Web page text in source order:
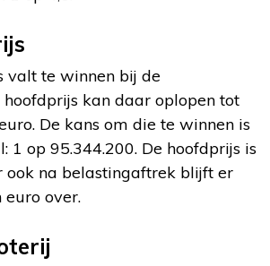
valt te winnen bij de
hoofdprijs kan daar oplopen tot
De kans om die te winnen is
1 op 95.344.200. De hoofdprijs is
ook na belastingaftrek blijft er
over.